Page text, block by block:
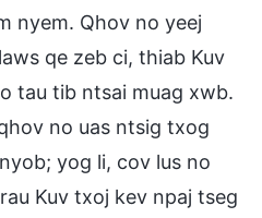
nyem. Qhov no yeej
qe zeb ci, thiab Kuv
tau tib ntsai muag xwb.
no uas ntsig txog
yog li, cov lus no
Kuv txoj kev npaj tseg